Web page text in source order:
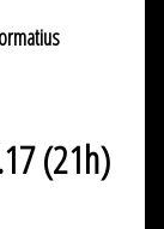
(21h)